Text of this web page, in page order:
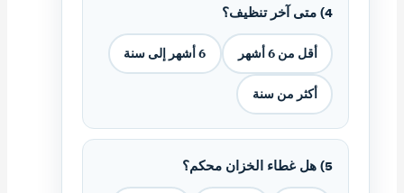
4) متى آخر تنظيف؟
أقل من 6 أشهر 6 أشهر إلى سنة
أكثر من سنة
5) هل غطاء الخزان محكم؟